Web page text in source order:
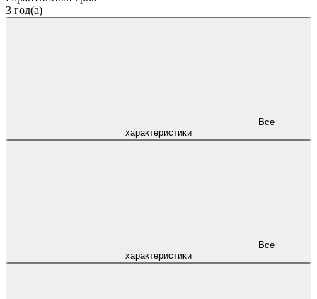
3 год(а)
характеристики
характеристики